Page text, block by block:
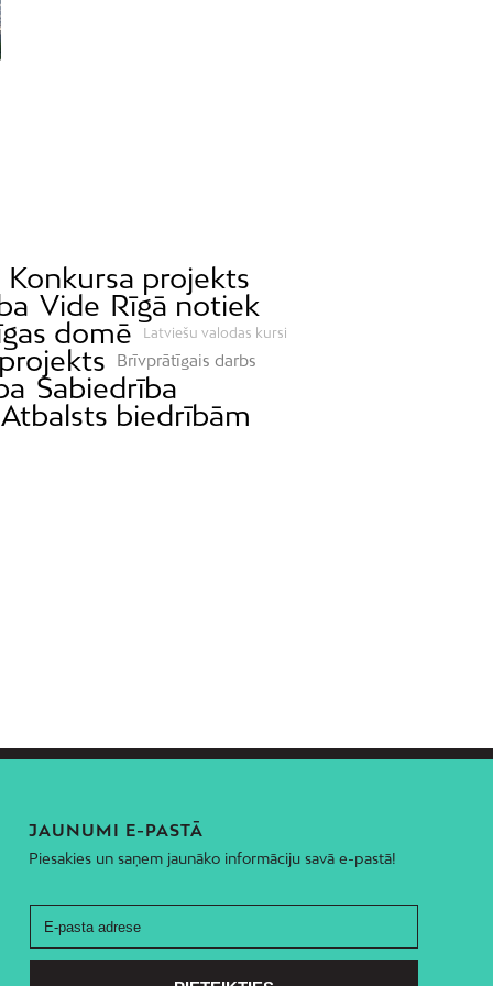
Konkursa projekts
Vide Rīgā notiek
domē Latviešu valodas kursi
Brīvprātīgais darbs
Sabiedrība
Atbalsts biedrībām
JAUNUMI E-PASTĀ
Piesakies un saņem jaunāko informāciju savā e-pastā!